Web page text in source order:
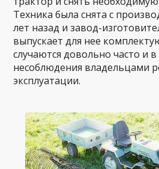
Техника была снята с
лет назад и завод-
выпускает для нее
случаются довольно часто и
несоблюдения владельцами
эксплуатации.